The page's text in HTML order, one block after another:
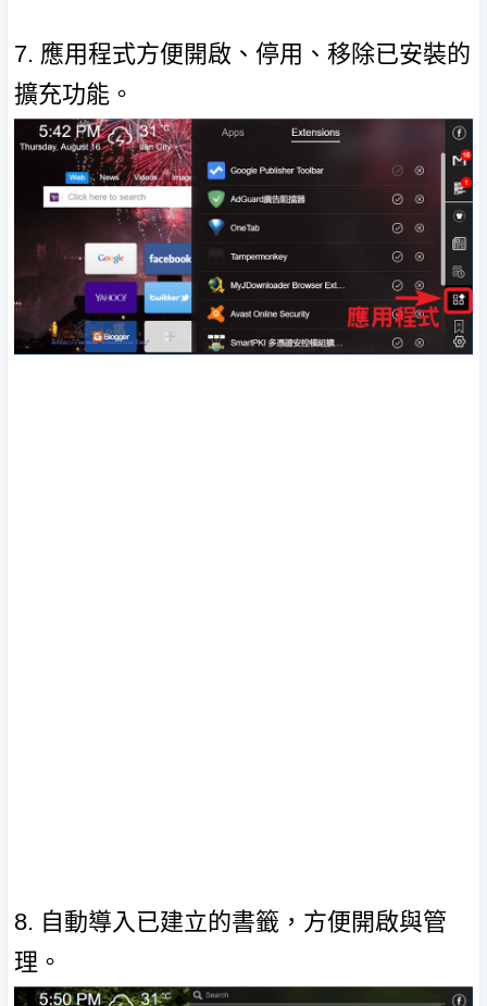
7. 應用程式方便開啟、停用、移除已安裝的
擴充功能。
8. 自動導入已建立的書籤，方便開啟與管
理。